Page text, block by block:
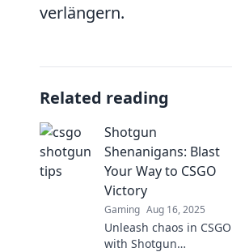
verlängern.
Related reading
Shotgun
Shenanigans: Blast
Your Way to CSGO
Victory
Gaming Aug 16, 2025
Unleash chaos in CSGO
with Shotgun